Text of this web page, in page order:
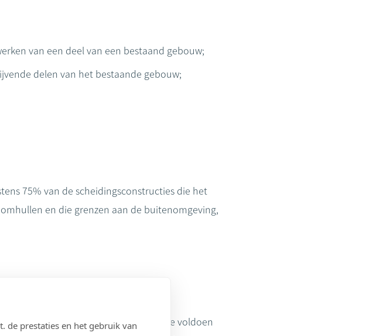
van een deel van een bestaand gebouw;
delen van het bestaande gebouw;
75% van de scheidingsconstructies die het
en die grenzen aan de buitenomgeving,
vanaf de
waaruit je verbintenis blijkt om te voldoen
de prestaties en het gebruik van